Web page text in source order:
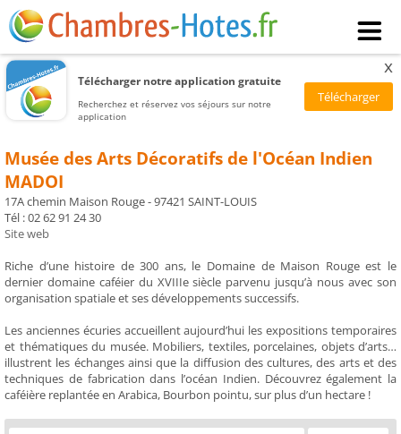
Télécharger notre application gratuite
Recherchez et réservez vos séjours sur notre
application
x
Musée des Arts Décoratifs de l'Océan Indien
MADOI
17A chemin Maison Rouge - 97421 SAINT-LOUIS
Tél : 02 62 91 24 30
Site web
Riche d’une histoire de 300 ans, le Domaine de Maison Rouge est le
dernier domaine caféier du XVIIIe siècle parvenu jusqu’à nous avec son
organisation spatiale et ses développements successifs.
Les anciennes écuries accueillent aujourd’hui les expositions temporaires
et thématiques du musée. Mobiliers, textiles, porcelaines, objets d’arts…
illustrent les échanges ainsi que la diffusion des cultures, des arts et des
techniques de fabrication dans l’océan Indien. Découvrez également la
caféière replantée en Arabica, Bourbon pointu, sur plus d’un hectare !